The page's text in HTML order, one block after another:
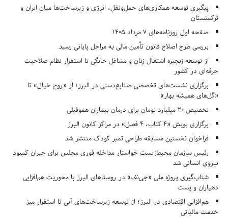
پیگیری توسعه همکاری‌های حمل‌ونقل، انرژی و زیرساخت‌ها میان ایران و
ترکمنستان
صفحه اول روزنامه‌های 7 مرداد 1405
بررسی طرح اصلاح قانون تأمین مالی به مراحل پایانی رسید
از توسعه زنجیره اشتغال زنان و مشاغل خانگی تا استقرار نظام صلاحیت
حرفه‌ای در کشور
برگزاری نشست‌های تخصصی صنایع‌دستی در البرز؛ از «روح خیال» تا
«گل‌های همیشه بهار»
تخصیص ۲۰ میلیارد تومان برای درمان بیماران هموفیلی
برگزاری پویش «۴ کتاب، ۴ فصل» در مراکز کانون البرز
فراخوان نخستین مسابقه طراحی تمبر کودک منتشر شد
رئیس سازمان محیط‌زیست خواستار مداخله فوری مجلس برای جبران کمبود
نیروی انسانی شد
شتاب‌گیری پروژه ملی «جی‌نف» در روستاهای البرز با محوریت هم‌افزایی
دهیاران و پست
هم‌افزایی اقتصادی در البرز؛ از توسعه زیرساخت‌های آبی تا استقرار میز
خدمت مالیاتی